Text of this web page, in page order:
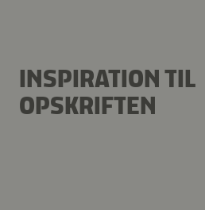
INSPIRATION TIL
OPSKRIFTEN